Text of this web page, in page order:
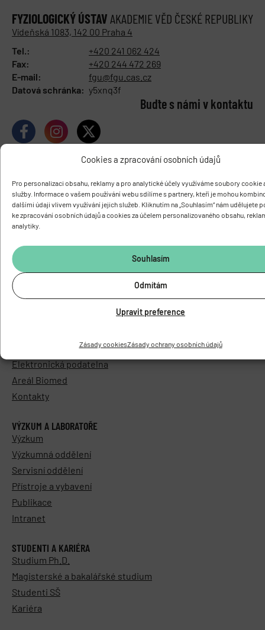
Cookies a zpracování osobních údajů
Pro personalizaci obsahu, reklamy a pro analytické účely využíváme soubory cookie
služby. Informace o vašem používání webu sdílíme s partnery, kteří je mohou
dalšími údaji vlivem využívání jejich služeb. Kliknutím na „Souhlasím“ nám udělujete
ke zpracování osobních údajů a cookies za účelem personalizovaného obsahu,
analytiky.
Souhlasím
Odmítám
Upravit preference
Zásady cookiesZásady ochrany osobních údajů
FYZIOLOGICKÝ ÚSTAV AKADEMIE VĚD ČESKÉ REPUBLIKY
Vídeňská 1083, 142 00 Praha 4
Tel.:
+420 241 062 424
Fax:
+420 244 472 269
E-mail:
fgu@fgu.cas.cz
Datová schránka: y5xnq3f
Buďte s námi v kontaktu
O ÚSTAVU
Základní informace
Vedení a struktura
Povinně zveřejňované informace
Elektronická podatelna
Areál Biomed
Kontakty
VÝZKUM A LABORATOŘE
Výzkum
Výzkumná oddělení
Servisní oddělení
Přístroje a vybavení
Publikace
Intranet
STUDENTI A KARIÉRA
Studium Ph.D.
Magisterské a bakalářské studium
Studenti SŠ
Kariéra